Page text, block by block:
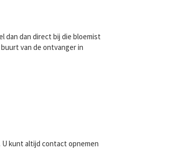
dan dan direct bij die bloemist
van de ontvanger in
U kunt altijd contact opnemen